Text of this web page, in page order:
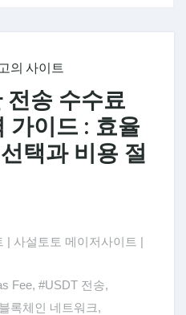
의 사이트
송 수수료
가이드 : 효율
택과 비용 절
| 사설토토 메이저사이트 |
Fee, #USDT 전송,
록체인 네트워크,